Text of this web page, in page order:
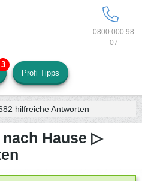
0800 000 98
07
Profi Tipps
hilfreiche Antworten
Hause ▷